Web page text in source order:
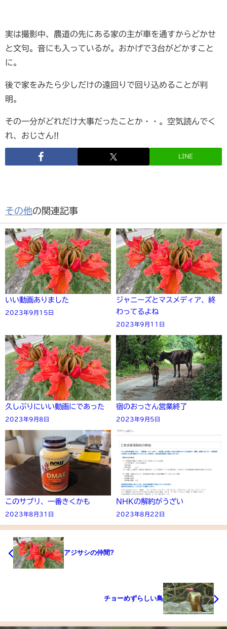
実は撮影中、農道の先にある家の主が車を通すからどかせ
と文句。音にも入っているが。おかげで3台がどかすこと
に。
後で家をみたら少しだけの遠回りで回り込めることが判
明。
その一分がどれだけ大事だったことか・・。空気読んでく
れ、おじさん!!
LINE
その他の関連記事
いい動画ありました
2023年9月15日
ジャニーズとマスメディア、終
わってるよね
2023年9月11日
久しぶりにいい動画にであった
2023年9月8日
宿のおっさん営業終了
2023年9月5日
このサプリ、一番きくかも
2023年8月31日
NHKの解約がうざい
2023年8月22日
アジサシの仲間?
チョーめずらしい鳥